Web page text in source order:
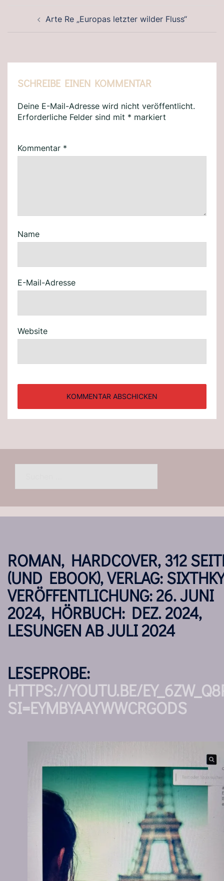
Arte Re „Europas letzter wilder Fluss“
SCHREIBE EINEN KOMMENTAR
Deine E-Mail-Adresse wird nicht veröffentlicht.
Erforderliche Felder sind mit * markiert
Kommentar *
Name
E-Mail-Adresse
Website
ROMAN, HARDCOVER, 312
(UND EBOOK), VERLAG:
VERÖFFENTLICHUNG: 26. JUNI
2024, HÖRBUCH: DEZ. 2024,
LESUNGEN AB JULI 2024
LESEPROBE:
HTTPS://YOUTU.BE/
SI=EYMBYAAYWWCRGODS